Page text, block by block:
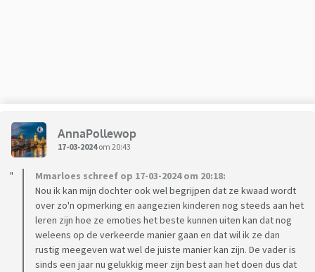
AnnaPollewop
17-03-2024om 20:43
Mmarloes schreef op 17-03-2024 om 20:18:
Nou ik kan mijn dochter ook wel begrijpen dat ze kwaad wordt
over zo'n opmerking en aangezien kinderen nog steeds aan het
leren zijn hoe ze emoties het beste kunnen uiten kan dat nog
weleens op de verkeerde manier gaan en dat wil ik ze dan
rustig meegeven wat wel de juiste manier kan zijn. De vader is
sinds een jaar nu gelukkig meer zijn best aan het doen dus dat